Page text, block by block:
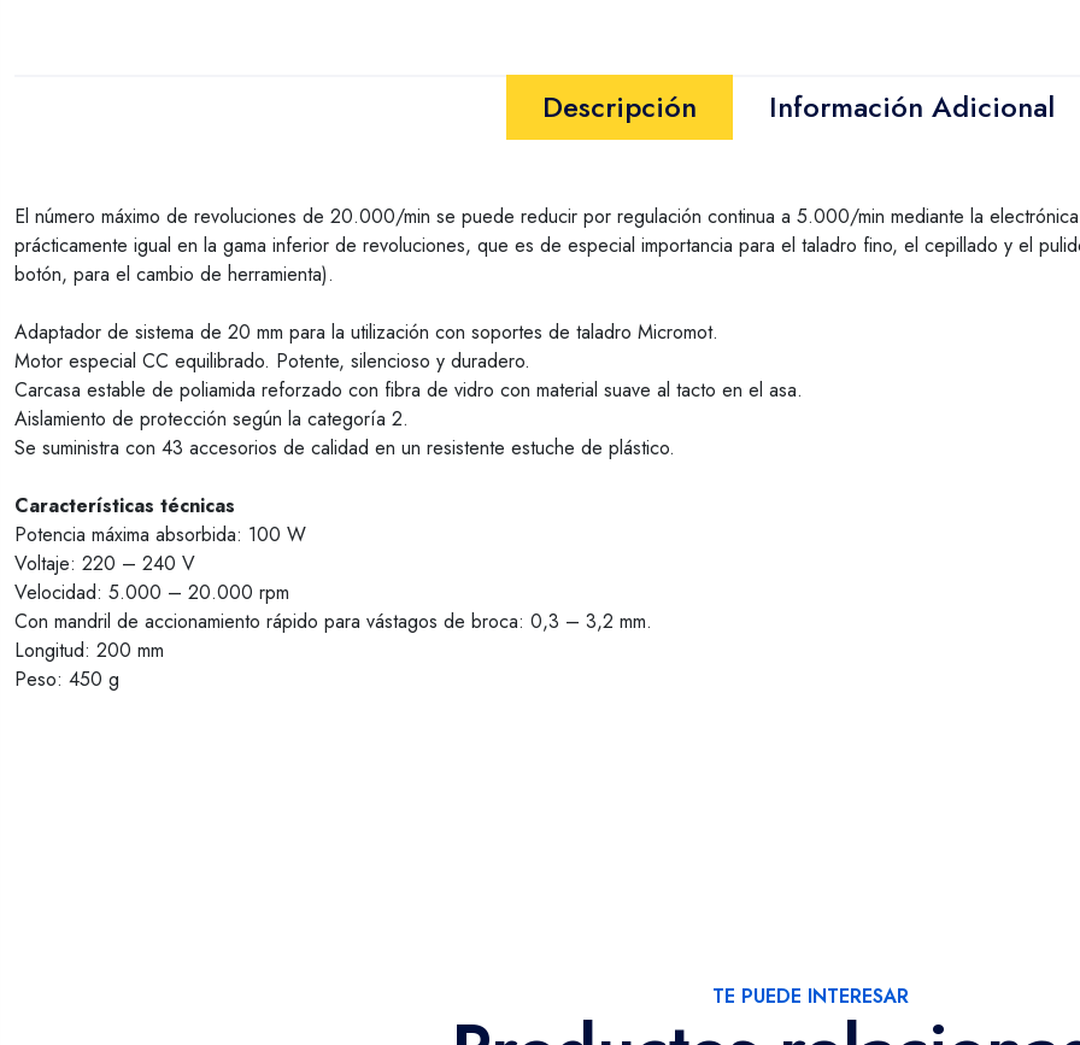
Descripción Información Adicional
El número máximo de revoluciones de 20.000/min se puede reducir por regulación continua a 5.000/min mediante la
prácticamente igual en la gama inferior de revoluciones, que es de especial importancia para el taladro fino, el cepillado y el
botón, para el cambio de herramienta).
Adaptador de sistema de 20 mm para la utilización con soportes de taladro Micromot.
Motor especial CC equilibrado. Potente, silencioso y duradero.
Carcasa estable de poliamida reforzado con fibra de vidro con material suave al tacto en el asa.
Aislamiento de protección según la categoría 2.
Se suministra con 43 accesorios de calidad en un resistente estuche de plástico.
Características técnicas
Potencia máxima absorbida: 100 W
Voltaje: 220 – 240 V
Velocidad: 5.000 – 20.000 rpm
Con mandril de accionamiento rápido para vástagos de broca: 0,3 – 3,2 mm.
Longitud: 200 mm
Peso: 450 g
TE PUEDE INTERESAR